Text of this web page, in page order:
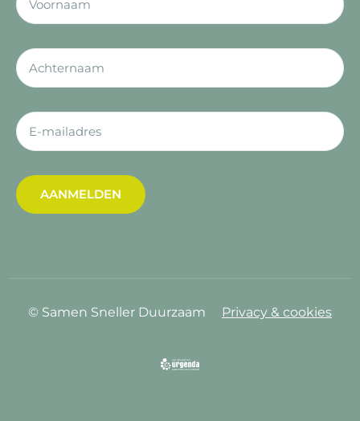
AANMELDEN
© Samen Sneller Duurzaam Privacy & cookies